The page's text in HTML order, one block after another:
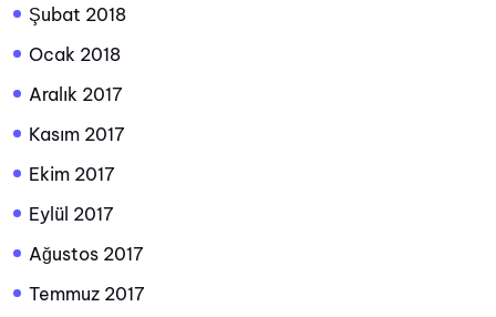
Şubat 2018
Ocak 2018
Aralık 2017
Kasım 2017
Ekim 2017
Eylül 2017
Ağustos 2017
Temmuz 2017